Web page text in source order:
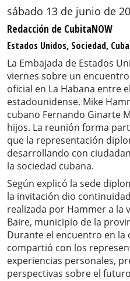
sábado 13 de junio de
Redacción de CubitaNOW
Estados Unidos, Sociedad, Cuba
La Embajada de Estados
viernes sobre un
oficial en La Habana entre
estadounidense, Mike
cubano Fernando Ginarte
hijos. La reunión forma
que la representación
desarrollando con
la sociedad cubana.
Según explicó la sede
la invitación dio
realizada por Hammer a la
Baire, municipio de la
Durante el encuentro en la
compartió con los
experiencias personales,
perspectivas sobre el